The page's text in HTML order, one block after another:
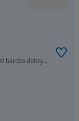
1796 cm3 • 125 KM • LPG Automat 7 osobowa - W bardzo dobrym stanie